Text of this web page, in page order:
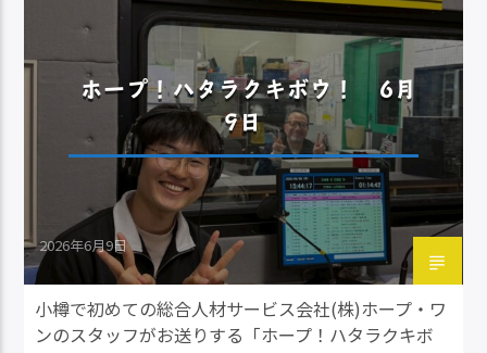
ホープ！ハタラクキボウ！ 6月
9日
2026年6月9日
小樽で初めての総合人材サービス会社(株)ホープ・ワ
ンのスタッフがお送りする「ホープ！ハタラクキボ